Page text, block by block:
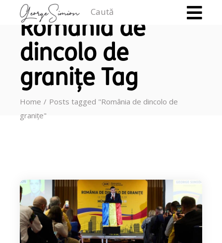
România de
dincolo de
granițe Tag
Home
Posts tagged "România de dincolo de
granițe"